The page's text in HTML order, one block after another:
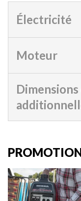
Électricité
Moteur